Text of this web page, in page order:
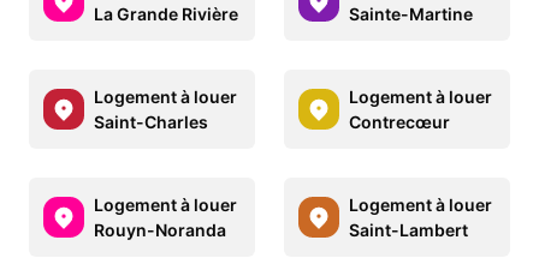
La Grande Rivière
Sainte-Martine
Logement à louer
Saint-Charles
Logement à louer
Contrecœur
Logement à louer
Rouyn-Noranda
Logement à louer
Saint-Lambert